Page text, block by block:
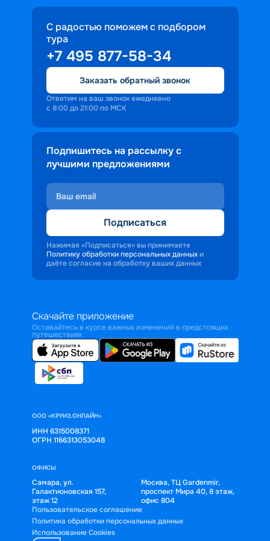
С радостью поможем с подбором
тура
+7 495 877-58-34
Заказать обратный звонок
Ответим на ваш звонок ежедневно
с 8:00 до 21:00 по МСК
Подпишитесь на рассылку с
лучшими предложениями
Подписаться
Нажимая «Подписаться» вы принимаете
Политику обработки персональных данных и
даёте согласие на обработку ваших данных
Скачайте приложение
Оставайтесь в курсе важных изменений в предстоящих
путешествиях
ООО «КРУИЗ.ОНЛАЙН»
ИНН 6315008371
ОГРН 1166313053048
ОФИСЫ
Самара, ул.
Галактионовская 157,
этаж 12
Москва, ТЦ Gardenmir,
проспект Мира 40, 8 этаж,
офис 804
Пользовательское соглашение
Политика обработки персональных данных
Использование Cookies